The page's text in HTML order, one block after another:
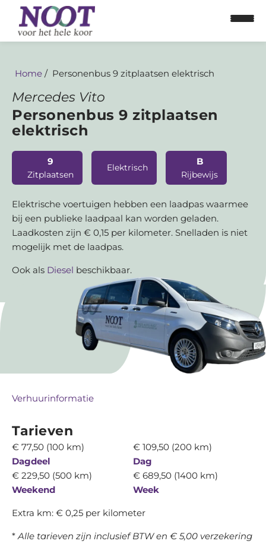
Home
Bestelbus
Aanhangwagens
Bus leasen
Over ons
Contact
Home Personenbus 9 zitplaatsen elektrisch
Mercedes Vito
Personenbus 9 zitplaatsen
elektrisch
9
Zitplaatsen
Elektrisch
B
Rijbewijs
Elektrische voertuigen hebben een laadpas waarmee
bij een publieke laadpaal kan worden geladen.
Laadkosten zijn € 0,15 per kilometer. Snelladen is niet
mogelijk met de laadpas.
Ook als Diesel beschikbaar.
Verhuurinformatie
Tarieven
Dagdeel
€ 77,50 (100 km)
Dag
€ 109,50 (200 km)
Weekend
€ 229,50 (500 km)
Week
€ 689,50 (1400 km)
Extra km: € 0,25 per kilometer
*Alle tarieven zijn inclusief BTW en € 5,00 verzekering